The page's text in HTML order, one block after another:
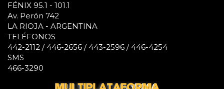
FÉNIX 95.1 - 101.1
Av. Perón 742
LA RIOJA - ARGENTINA
TELÉFONOS
442-2112 / 446-2656 / 443-2596 / 446-4254
SMS
466-3290